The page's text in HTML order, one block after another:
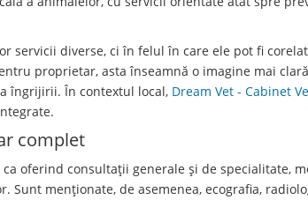
servicii diverse, ci în felul în care ele pot fi
proprietar, asta înseamnă o imagine mai clară
îngrijirii. În contextul local, Dream Vet - Cabinet
complet
oferind consultații generale și de specialitate,
Sunt menționate, de asemenea, ecografia,